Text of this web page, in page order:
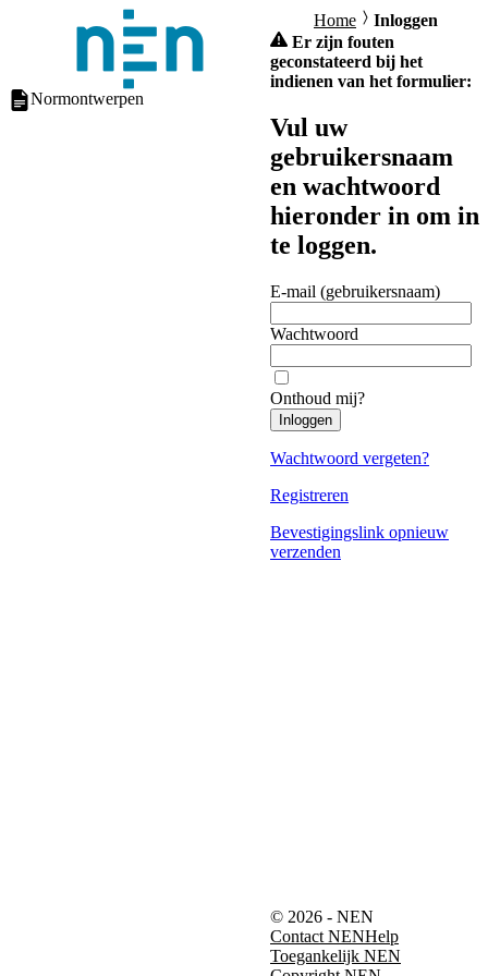
Normontwerpen
Home
Inloggen
Er zijn fouten
geconstateerd bij het
indienen van het formulier:
Vul uw
gebruikersnaam
en wachtwoord
hieronder in om in
te loggen.
E-mail (gebruikersnaam)
Wachtwoord
Onthoud mij?
Inloggen
Wachtwoord vergeten?
Registreren
Bevestigingslink opnieuw
verzenden
© 2026 - NEN
Contact NENHelp
Toegankelijk NEN